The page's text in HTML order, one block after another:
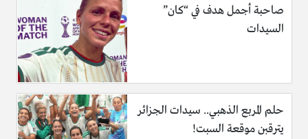
صاحبة أجمل هدف في “كان”
السيدات
حلم المربع الذهبي.. سيدات الجزائر
يترقبن موقعة السبت!